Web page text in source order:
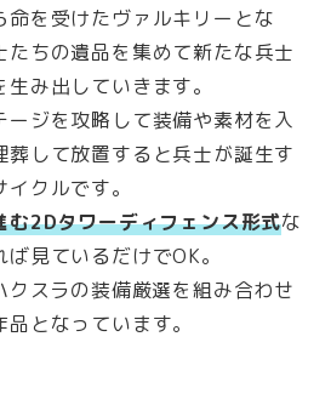
命を受けたヴァルキリーとな
たちの遺品を集めて新たな兵士
み出していきます。
ージを攻略して装備や素材を入
葬して放置すると兵士が誕生す
クルです。
む2Dタワーディフェンス形式な
見ているだけでOK。
クスラの装備厳選を組み合わせ
となっています。